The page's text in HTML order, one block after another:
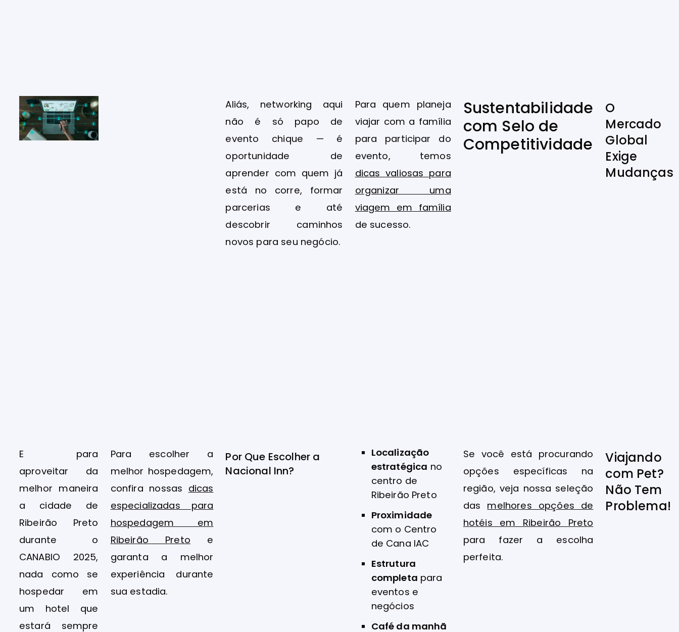
Aliás, networking aqui
não é só papo de
evento chique — é
oportunidade de
aprender com quem já
está no corre, formar
parcerias e até
descobrir caminhos
novos para seu negócio.
Para quem planeja
viajar com a família
para participar do
evento, temos
dicas valiosas para
organizar uma
viagem em família
de sucesso.
Sustentabilidade
com Selo de
Competitividade
O
Mercado
Global
Exige
Mudanças
E para
aproveitar da
melhor maneira
a cidade de
Ribeirão Preto
durante o
CANABIO 2025,
nada como se
hospedar em
um hotel que
estará sempre
Para escolher a
melhor hospedagem,
confira nossas dicas
especializadas para
hospedagem em
Ribeirão Preto e
garanta a melhor
experiência durante
sua estadia.
Por Que Escolher a
Nacional Inn?
Localização
estratégica no
centro de
Ribeirão Preto
Proximidade
com o Centro
de Cana IAC
Estrutura
completa para
eventos e
negócios
Café da manhã
Se você está procurando
opções específicas na
região, veja nossa seleção
das melhores opções de
hotéis em Ribeirão Preto
para fazer a escolha
perfeita.
Viajando
com Pet?
Não Tem
Problema!